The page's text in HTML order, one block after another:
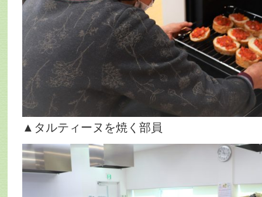
▲タルティーヌを焼く部員